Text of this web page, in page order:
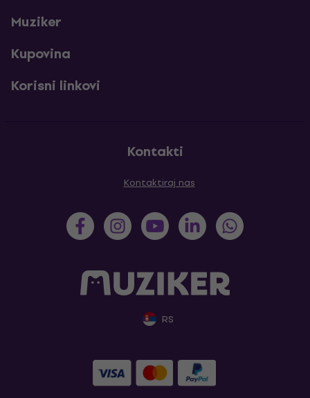
Muziker
Kupovina
Korisni linkovi
Kontakti
Kontaktiraj nas
RS